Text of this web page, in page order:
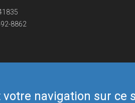
navigation sur ce
8862
-Vie privée Back to top